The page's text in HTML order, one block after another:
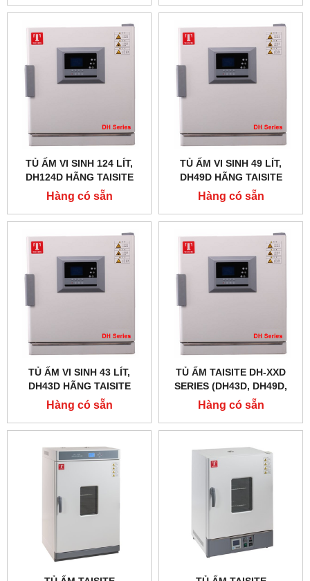
TỦ ẤM VI SINH 124 LÍT,
DH124D HÃNG TAISITE
Hàng có sẵn
TỦ ẤM VI SINH 49 LÍT,
DH49D HÃNG TAISITE
Hàng có sẵn
TỦ ẤM VI SINH 43 LÍT,
DH43D HÃNG TAISITE
Hàng có sẵn
TỦ ẤM TAISITE DH-XXD
SERIES (DH43D, DH49D,
DH124D, DH209D)
Hàng có sẵn